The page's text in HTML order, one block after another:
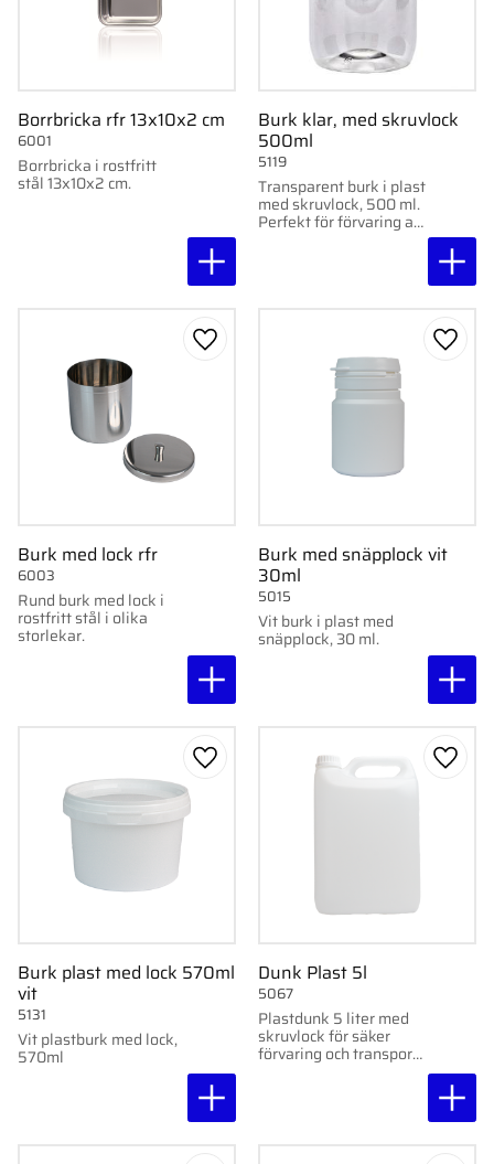
Borrbricka rfr 13x10x2 cm
Borrbricka i rostfritt
stål 13x10x2 cm.
6001
Burk klar, med skruvlock
500ml
Transparent burk i plast
med skruvlock, 500 ml.
Perfekt för förvaring av
5119
Burk med lock rfr
Rund burk med lock i
rostfritt stål i olika
storlekar.
6003
Lägg till i favoriter
Burk med snäpplock vit
30ml
Vit burk i plast med
snäpplock, 30 ml.
5015
Lägg
Burk plast med lock 570ml
vit
Vit plastburk med lock,
570ml
5131
Lägg till i favoriter
Dunk Plast 5l
Plastdunk 5 liter med
skruvlock för säker
förvaring och transport
5067
Lägg